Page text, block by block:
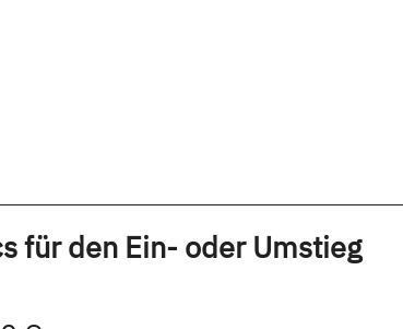
für den Ein- oder Umstieg